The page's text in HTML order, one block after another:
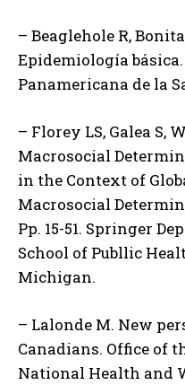
– Beaglehole R,
Epidemiología
Panamericana de la
– Florey LS, Galea S,
Macrosocial
in the Context of
Macrosocial
Pp. 15-51. Springer
School of Publlic
Michigan.
– Lalonde M. New
Canadians. Office of
National Health and